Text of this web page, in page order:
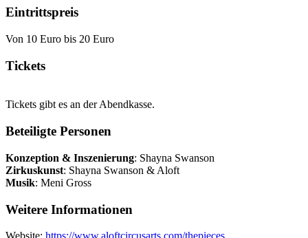
Eintrittspreis
Von 10 Euro bis 20 Euro
Tickets
Tickets gibt es an der Abendkasse.
Beteiligte Personen
Konzeption & Inszenierung: Shayna Swanson
Zirkuskunst: Shayna Swanson & Aloft
Musik: Meni Gross
Weitere Informationen